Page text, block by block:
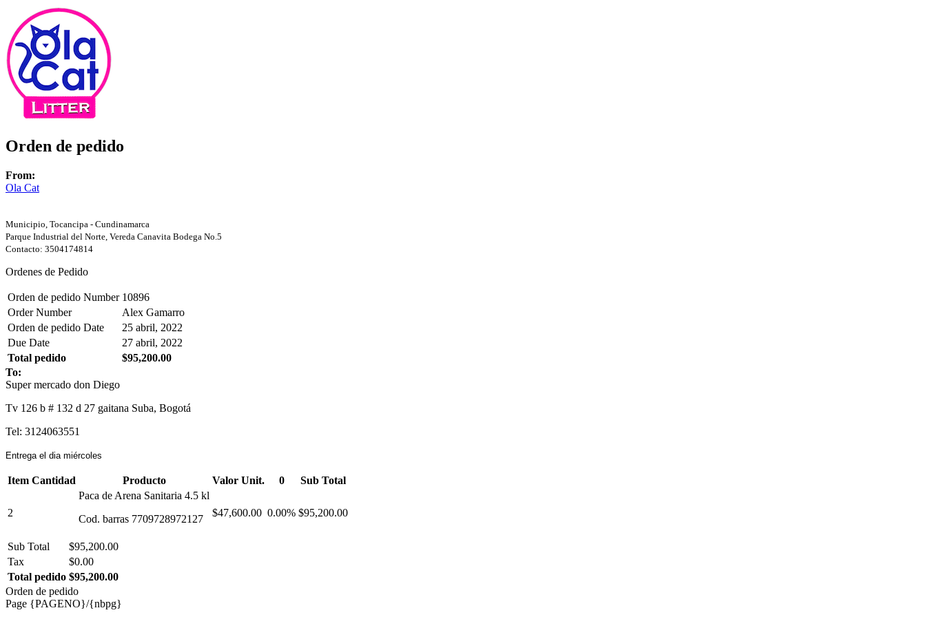
Orden de pedido
From:
Ola Cat
Municipio, Tocancipa - Cundinamarca
Parque Industrial del Norte, Vereda Canavita Bodega No.5
Contacto: 3504174814
Ordenes de Pedido
Orden de pedido Number 10896
Order Number
Alex Gamarro
Orden de pedido Date
25 abril, 2022
Due Date
27 abril, 2022
Total pedido
$95,200.00
To:
Super mercado don Diego
Tv 126 b # 132 d 27 gaitana Suba, Bogotá
Tel: 3124063551
Entrega el dia miércoles
Item Cantidad Producto Valor Unit. 0 Sub Total
2
Paca de Arena Sanitaria 4.5 kl
Cod. barras 7709728972127
$47,600.00 0.00% $95,200.00
Sub Total
$95,200.00
Tax
$0.00
Total pedido $95,200.00
Orden de pedido
Page {PAGENO}/{nbpg}